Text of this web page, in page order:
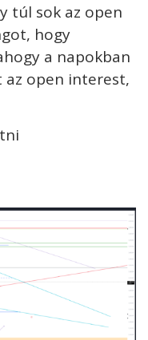
túl sok az open
hogy
a napokban
open interest,